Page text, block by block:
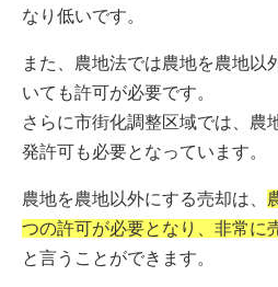
なり低いです。
また、農地法では農地を農地以
いても許可が必要です。
さらに市街化調整区域では、農
発許可も必要となっています。
農地を農地以外にする売却は、
つの許可が必要となり、非常に
と言うことができます。